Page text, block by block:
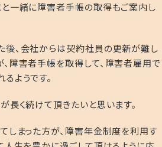
と一緒に障害者手帳の取得もご案内し
後、会社からは契約社員の更新が難し
障害者手帳を取得して、障害者雇用で
ようです。
長く続けて頂きたいと思います。
しまった方が、障害年金制度を利用す